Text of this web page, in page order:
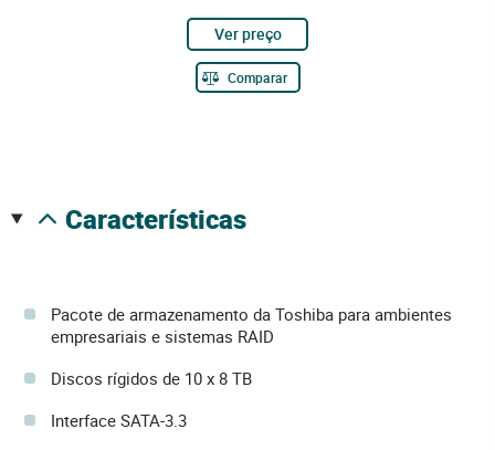
Ver preço
Comparar
características
Pacote de armazenamento da Toshiba para ambientes
empresariais e sistemas RAID
Discos rígidos de 10 x 8 TB
Interface SATA-3.3